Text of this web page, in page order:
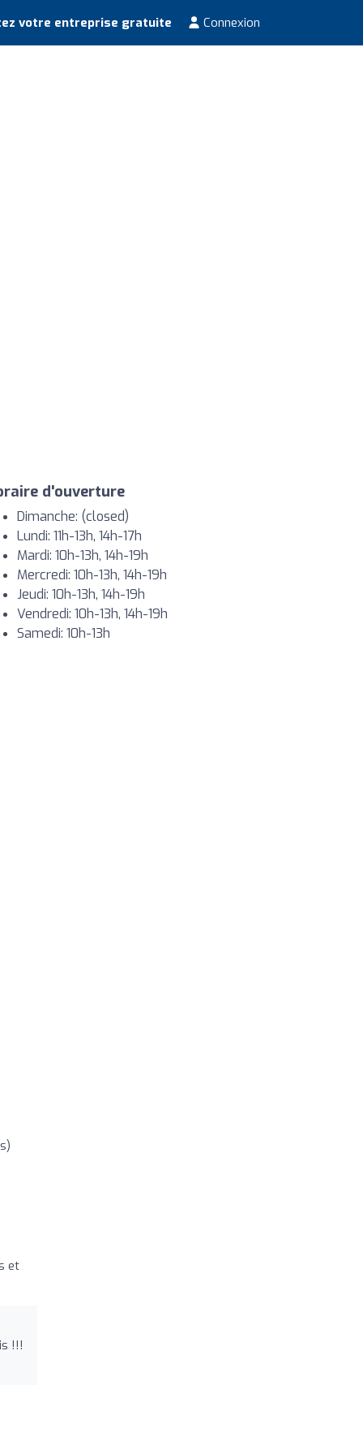
votre entreprise gratuite Connexion
d'ouverture
Dimanche: (closed)
Lundi: 11h-13h, 14h-17h
Mardi: 10h-13h, 14h-19h
Mercredi: 10h-13h, 14h-19h
Jeudi: 10h-13h, 14h-19h
Vendredi: 10h-13h, 14h-19h
Samedi: 10h-13h
et
!!!